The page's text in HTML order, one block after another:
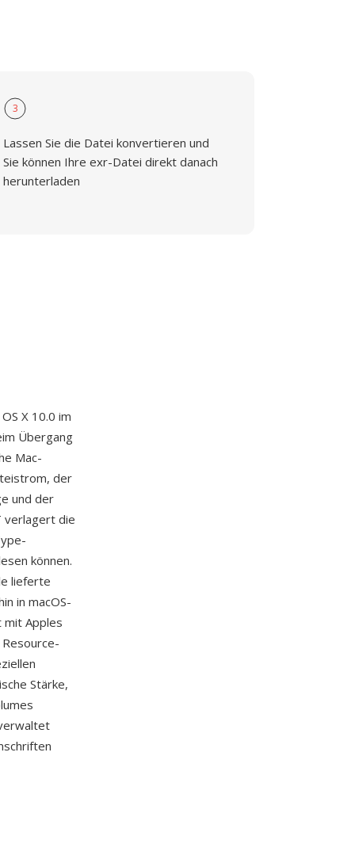
3
Lassen Sie die Datei konvertieren und
Sie können Ihre exr-Datei direkt danach
herunterladen
X 10.0 im
Übergang
Mac-
der
und der
verlagert die
können.
lieferte
in macOS-
mit Apples
Stärke,